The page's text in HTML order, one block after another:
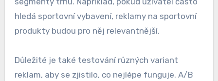
hledá sportovní vybavení, reklamy na sportovní
produkty budou pro něj relevantnější.
Důležité je také testování různých variant
reklam, aby se zjistilo, co nejlépe funguje. A/B